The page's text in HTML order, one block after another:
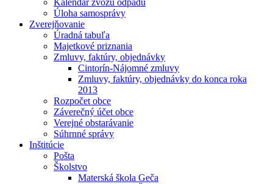
Kalendár zvozu odpadu
Úloha samosprávy
Zverejňovanie
Úradná tabuľa
Majetkové priznania
Zmluvy, faktúry, objednávky
Cintorín-Nájomné zmluvy
Zmluvy, faktúry, objednávky do konca roka
2013
Rozpočet obce
Záverečný účet obce
Verejné obstarávanie
Súhrnné správy
Inštitúcie
Pošta
Školstvo
Materská škola Geča